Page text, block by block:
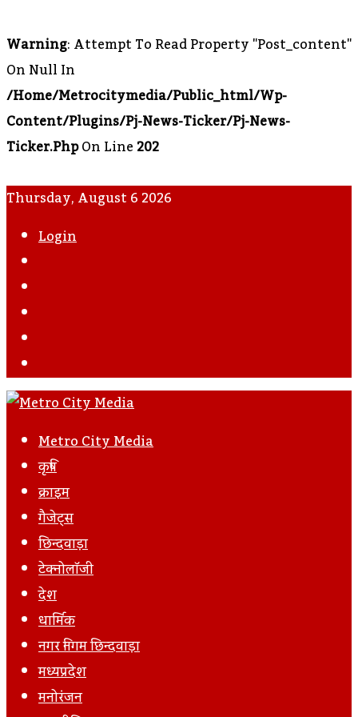
Warning: Attempt To Read Property "post_content"
On Null In
/home/metrocitymedia/public_html/wp-
Content/plugins/pj-News-Ticker/pj-News-
Ticker.phpOn Line202
Thursday, August 6 2026
Login
Metro City Media
कृषि
क्राइम
गैजेट्स
छिन्दवाड़ा
टेक्नोलॉजी
देश
धार्मिक
नगर निगम छिन्दवाड़ा
मध्यप्रदेश
मनोरंजन